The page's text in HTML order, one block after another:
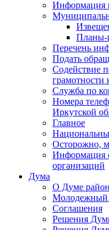
Планы-
Перечень
Подать
Содействие
грамотности
Служба по
Номера
Иркутской
Главное
Осторожно,
Информация
организаций
Дума
О Думе
Молодежный
Соглашения
Решения